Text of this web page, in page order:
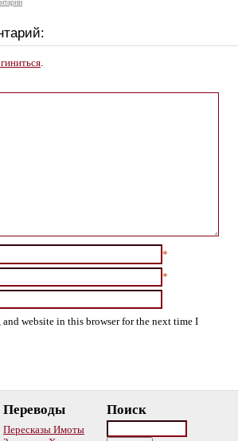
.
*
*
and website in this browser for the next time I
Переводы
Пересказы Имоты
Поиск